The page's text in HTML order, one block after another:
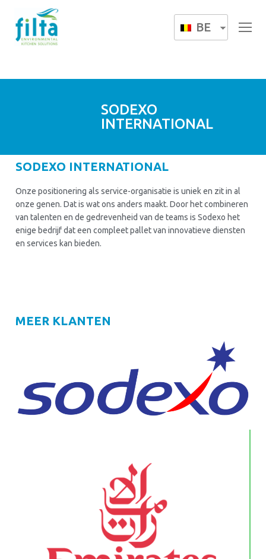
BE
SODEXO
INTERNATIONAL
SODEXO INTERNATIONAL
Onze positionering als service-organisatie is uniek en zit in al
onze genen. Dat is wat ons anders maakt. Door het combineren
van talenten en de gedrevenheid van de teams is Sodexo het
enige bedrijf dat een compleet pallet van innovatieve diensten
en services kan bieden.
MEER KLANTEN